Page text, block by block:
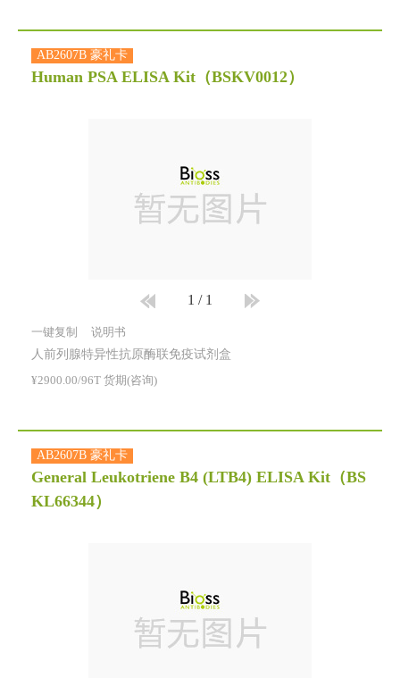
AB2607B 豪礼卡
Human PSA ELISA Kit （BSKV0012）
1 / 1
一键复制 说明书
人前列腺特异性抗原酶联免疫试剂盒
¥2900.00/96T 货期(咨询)
AB2607B 豪礼卡
General Leukotriene B4 (LTB4) ELISA Kit （BS
KL66344）